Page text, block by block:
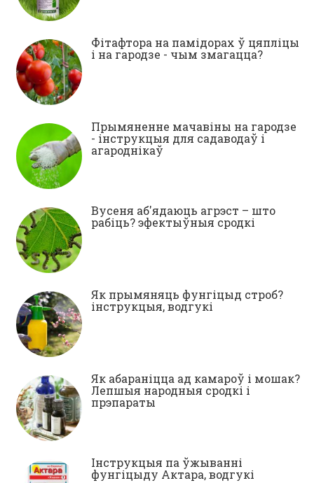
Фітафтора на памідорах ў цяпліцы
і на гародзе - чым змагацца?
Прымяненне мачавіны на гародзе
- інструкцыя для садаводаў і
агароднікаў
Вусеня аб'ядаюць агрэст – што
рабіць? эфектыўныя сродкі
Як прымяняць фунгіцыд строб?
інструкцыя, водгукі
Як абараніцца ад камароў і мошак?
Лепшыя народныя сродкі і
прэпараты
Інструкцыя па ўжыванні
фунгіцыду Актара, водгукі